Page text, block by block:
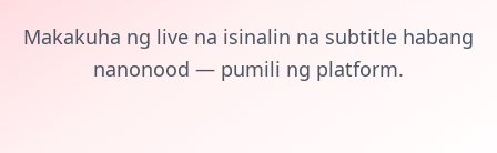
Makakuha ng live na isinalin na subtitle habang
nanonood — pumili ng platform.